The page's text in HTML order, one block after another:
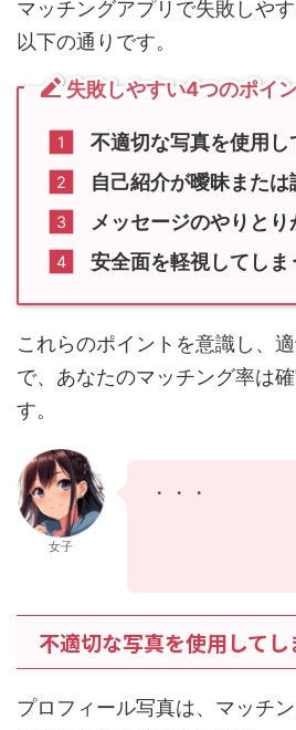
マッチングアプリで失敗しや
以下の通りです。
失敗しやすい4つのポイ
不適切な写真を使用し
自己紹介が曖昧また
メッセージのやりとり
安全面を軽視してしま
これらのポイントを意識し、
で、あなたのマッチング率は
す。
女子
それでは
不適切な写真を使用してし
プロフィール写真は、マッチ
象を決める重要な要素です。